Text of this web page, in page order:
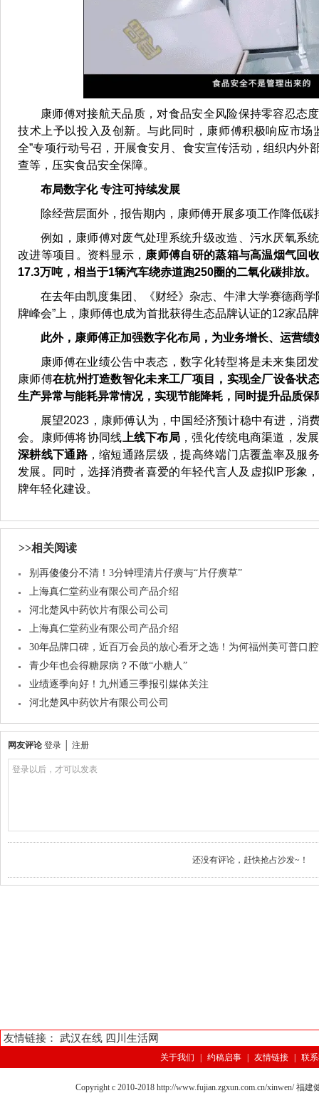
康师傅对接航天品质，对食品安全风险保持零容忍态
技术上予以投入及创新。与此同时，康师傅积极响应市场
全”专项行动号召，开展食安月、食安宣传活动，组织内外
查等，压实食品安全保障。
布局数字化 专注可持续发展
除经营层面外，报告期内，康师傅开展多项工作降低
例如，康师傅对废气处理系统升级改造、污水厌氧系
改进等项目。资料显示， 康师傅自研的蒸箱与高温烟气回
17.3万吨，相当于1辆汽车绕赤道跑250圈的二氧化碳排放。
在去年由凯度集团、《财经》杂志、牛津大学赛德商
牌峰会”上，康师傅也成为首批获得生态品牌认证的12家品
此外，康师傅正加强数字化布局，为业务增长、运营绩
康师傅在业绩公告中表态，数字化转型将是未来集团
康师傅在杭州打造数智化未来工厂项目，实现全厂设备状
生产异常与能耗异常情况，实现节能降耗，同时提升品质保
展望2023，康师傅认为，中国经济预计稳中有进，消
会。康师傅将协同线 上线下布局 ，强化传统电商渠道，发
深耕线下通路，缩短通路层级，提高终端门店覆盖率及服
发展。同时，选择消费者喜爱的年轻代言人及虚拟IP形象
牌年轻化建设。
>>相关阅读
别再傻傻分不清！3分钟理清片仔癀与“片仔癀草”
上海真仁堂药业有限公司产品介绍
河北楚风中药饮片有限公司公司
上海真仁堂药业有限公司产品介绍
30年品牌口碑，近百万会员的放心看牙之选！为何福州美可普口
青少年也会得糖尿病？不做“小糖人”
业绩逐季向好！九州通三季报引媒体关注
河北楚风中药饮片有限公司公司
网友评论 登录 注册
登录以后，才可以发表
还没有评论，赶快抢占沙发~！
友情链接： 武汉在线 四川生活网
关于我们 | 约稿启事 | 友情链接 | 联
Copyright c 2010-2018 http://www.fujian.zgxun.com.cn/xinwen/